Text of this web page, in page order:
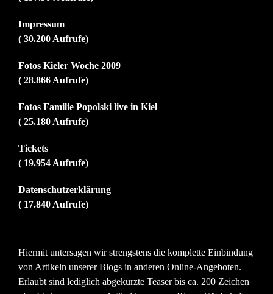
Impressum
( 30.200 Aufrufe)
Fotos Kieler Woche 2009
( 28.866 Aufrufe)
Fotos Familie Popolski live in Kiel
( 25.180 Aufrufe)
Tickets
( 19.954 Aufrufe)
Datenschutzerklärung
( 17.840 Aufrufe)
Hiermit untersagen wir strengstens die komplette Einbindung
von Artikeln unserer Blogs in anderen Online-Angeboten.
Erlaubt sind lediglich abgekürzte Teaser bis ca. 200 Zeichen